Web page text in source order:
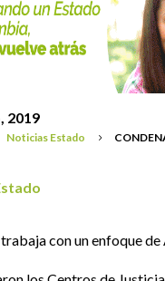
Noticias Estado 5
JM
2019
trabaja con un enfoque